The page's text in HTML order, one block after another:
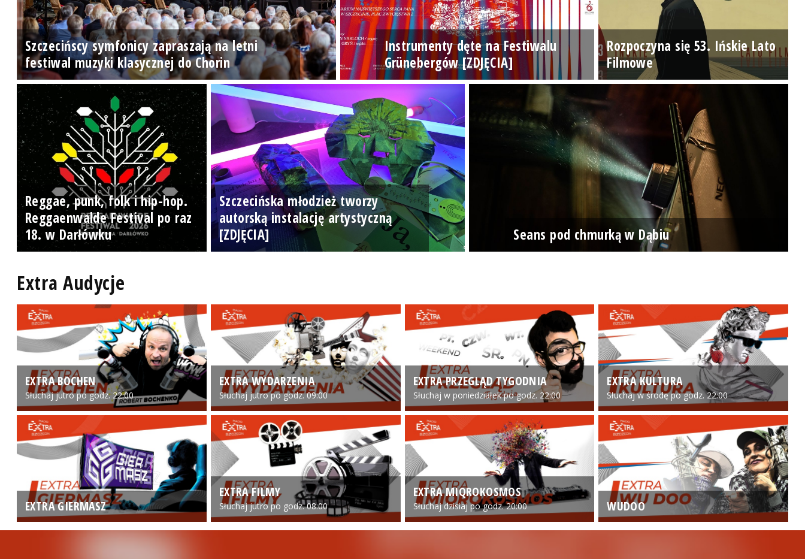
Szczecińscy symfonicy zapraszają na letni
festiwal muzyki klasycznej do Chorin
Instrumenty dęte na Festiwalu
Grünebergów [ZDJĘCIA]
Rozpoczyna się 53. Ińskie Lato
Filmowe
Reggae, punk, folk i hip-hop.
Reggaenwalde Festival po raz
18. w Darłówku
Szczecińska młodzież tworzy
autorską instalację artystyczną
[ZDJĘCIA]
Seans pod chmurką w Dąbiu
Extra Audycje
EXTRA BOCHEN
Słuchaj jutro po godz. 22:00
EXTRA WYDARZENIA
Słuchaj jutro po godz. 09:00
EXTRA PRZEGLĄD TYGODNIA
Słuchaj w poniedziałek po godz. 22:00
EXTRA KULTURA
Słuchaj w środę po godz. 22:00
EXTRA GIERMASZ
EXTRA FILMY
Słuchaj jutro po godz. 08:00
EXTRA MIQROKOSMOS
Słuchaj dzisiaj po godz. 20:00 WUDOO